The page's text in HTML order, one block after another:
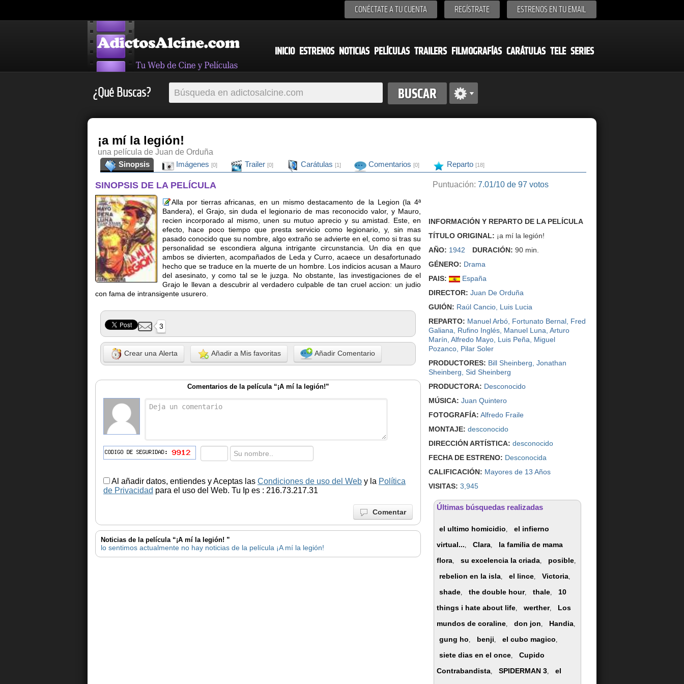
CONÉCTATE A TU CUENTA REGÍSTRATE ESTRENOS EN TU EMAIL
INICIO ESTRENOS NOTICIAS PELÍCULAS TRAILERS FILMOGRAFÍAS CARÁTULAS TELE SERIES
¿Qué Buscas?
¡a mí la legión!
una película de Juan de Orduña
Sinopsis
Imágenes [0] Trailer [0] Carátulas [1] Comentarios [0] Reparto [18]
SINOPSIS DE LA PELÍCULA
Alla por tierras africanas, en un mismo destacamento de la Legion (la 4ª
Bandera), el Grajo, sin duda el legionario de mas reconocido valor, y Mauro,
recien incorporado al mismo, unen su mutuo aprecio y su amistad. Este, en
efecto, hace poco tiempo que presta servicio como legionario, y, sin mas
pasado conocido que su nombre, algo extraño se advierte en el, como si tras su
personalidad se escondiera alguna intrigante circunstancia. Un dia en que
ambos se divierten, acompañados de Leda y Curro, acaece un desafortunado
hecho que se traduce en la muerte de un hombre. Los indicios acusan a Mauro
del asesinato, y como tal se le juzga. No obstante, las investigaciones de el
Grajo le llevan a descubrir al verdadero culpable de tan cruel accion: un judio
con fama de intransigente usurero.
3
Crear una Alerta Añadir a Mis favoritas Añadir Comentario
Comentarios de la película “¡A mí la legión!”
Al añadir datos, entiendes y Aceptas las Condiciones de uso del Web y la Política
de Privacidad para el uso del Web. Tu Ip es : 216.73.217.31
Comentar
Noticias de la película “¡A mí la legión! ”
lo sentimos actualmente no hay noticias de la película ¡A mí la legión!
Puntuación: 7.01/10 de 97 votos
INFORMACIÓN Y REPARTO DE LA PELÍCULA
TÍTULO ORIGINAL: ¡a mí la legión!
AÑO: 1942 DURACIÓN: 90 min.
GÉNERO: Drama
PAIS:
España
DIRECTOR: Juan De Orduña
GUIÓN: Raúl Cancio Luis Lucia
REPARTO: Manuel Arbó Fortunato Bernal Fred
Galiana
Rufino Inglés Manuel Luna Arturo
Marín Alfredo Mayo Luis Peña
Miguel
Pozanco Pilar Soler
PRODUCTORES: Bill Sheinberg Jonathan
Sheinberg Sid Sheinberg
PRODUCTORA: Desconocido
MÚSICA: Juan Quintero
FOTOGRAFÍA: Alfredo Fraile
MONTAJE: desconocido
DIRECCIÓN ARTÍSTICA: desconocido
FECHA DE ESTRENO: Desconocida
CALIFICACIÓN: Mayores de 13 Años
VISITAS: 3,945
Últimas búsquedas realizadas
el ultimo homicidio,
el infierno
virtual..., Clara,
la familia de mama
flora, su excelencia la criada, posible,
rebelion en la isla, el lince, Victoria,
shade, the double hour, thale,
10
things i hate about life, werther,
Los
mundos de coraline, don jon, Handia,
gung ho, benji, el cubo magico,
siete dias en el once,
Cupido
Contrabandista, SPIDERMAN 3,
el